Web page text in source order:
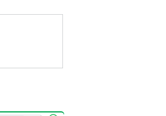
50-процентных пошлин на товары из ЕС